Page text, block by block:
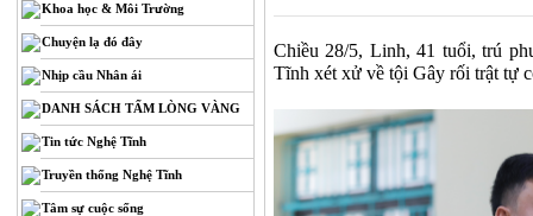
Khoa học & Môi Trường
Chuyện lạ đó đây
Nhịp cầu Nhân ái
DANH SÁCH TẤM LÒNG VÀNG
Tin tức Nghệ Tĩnh
Truyền thống Nghệ Tĩnh
Tâm sự cuộc sống
Chiều 28/5, Linh, 41 tuổi, trú
Tĩnh xét xử về tội Gây rối trật tự